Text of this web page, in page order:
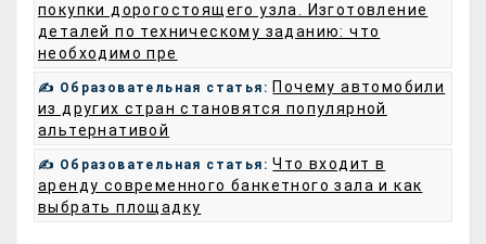
покупки дорогостоящего узла. Изготовление
деталей по техническому заданию: что
необходимо пре
✍ Образовательная статья: Почему автомобили
из других стран становятся популярной
альтернативой
✍ Образовательная статья:Что входит в
аренду современного банкетного зала и как
выбрать площадку